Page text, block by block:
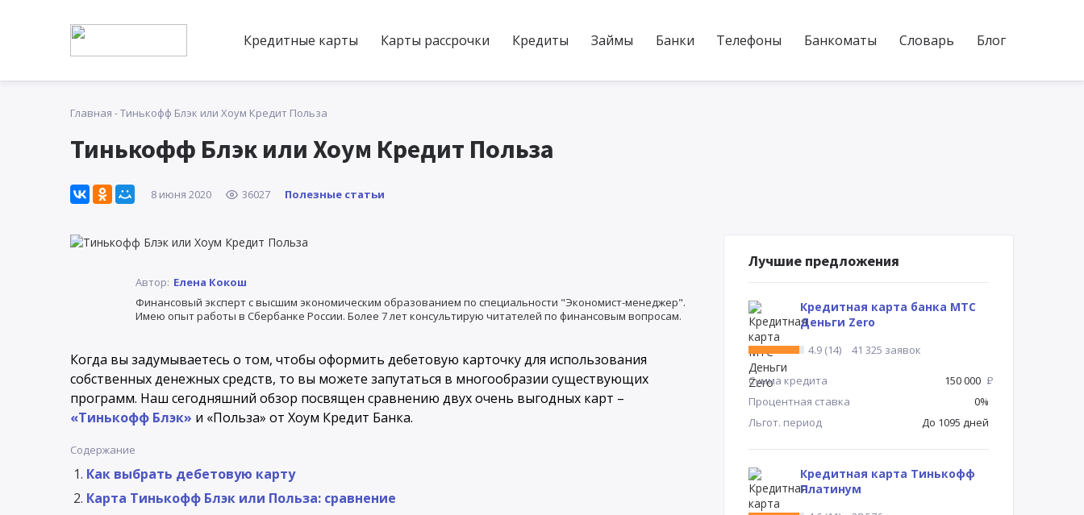
Кредитные карты Карты рассрочки Кредиты Займы Банки Телефоны Банкоматы Словарь Блог
Главная -Тинькофф Блэк или Хоум Кредит Польза
Тинькофф Блэк или Хоум Кредит Польза
8 июня 2020 36027 Полезные статьи
Автор: Елена Кокош
Финансовый эксперт с высшим экономическим образованием по специальности "Экономист-менеджер".
Имею опыт работы в Сбербанке России. Более 7 лет консультирую читателей по финансовым вопросам.
Когда вы задумываетесь о том, чтобы оформить дебетовую карточку для использования
собственных денежных средств, то вы можете запутаться в многообразии существующих
программ. Наш сегодняшний обзор посвящен сравнению двух очень выгодных карт –
«Тинькофф Блэк» и «Польза» от Хоум Кредит Банка.
Содержание
Как выбрать дебетовую карту
Карта Тинькофф Блэк или Польза: сравнение
Лучшие предложения
Кредитная карта банка МТС
Деньги Zero
4.9 (14) 41 325 заявок
Сумма кредита 150 000 Р
Процентная ставка
0%
Льгот. период
До 1095 дней
Кредитная карта Тинькофф
Платинум